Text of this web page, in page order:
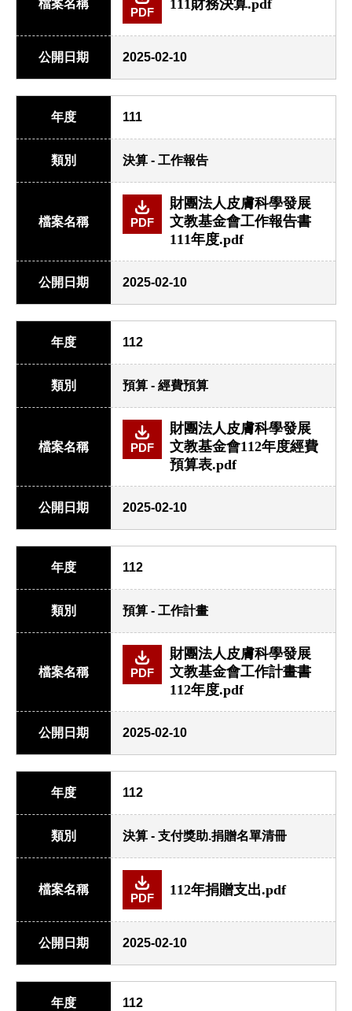
檔案名稱
PDF
111財務決算.pdf
公開日期 2025-02-10
年度 111
類別 決算 - 工作報告
檔案名稱 PDF
財團法人皮膚科學發展
文教基金會工作報告書
111年度.pdf
公開日期 2025-02-10
年度 112
類別 預算 - 經費預算
檔案名稱 PDF
財團法人皮膚科學發展
文教基金會112年度經費
預算表.pdf
公開日期 2025-02-10
年度 112
類別 預算 - 工作計畫
檔案名稱 PDF
財團法人皮膚科學發展
文教基金會工作計畫書
112年度.pdf
公開日期 2025-02-10
年度 112
類別 決算 - 支付獎助.捐贈名單清冊
檔案名稱
PDF
112年捐贈支出.pdf
公開日期 2025-02-10
年度 112